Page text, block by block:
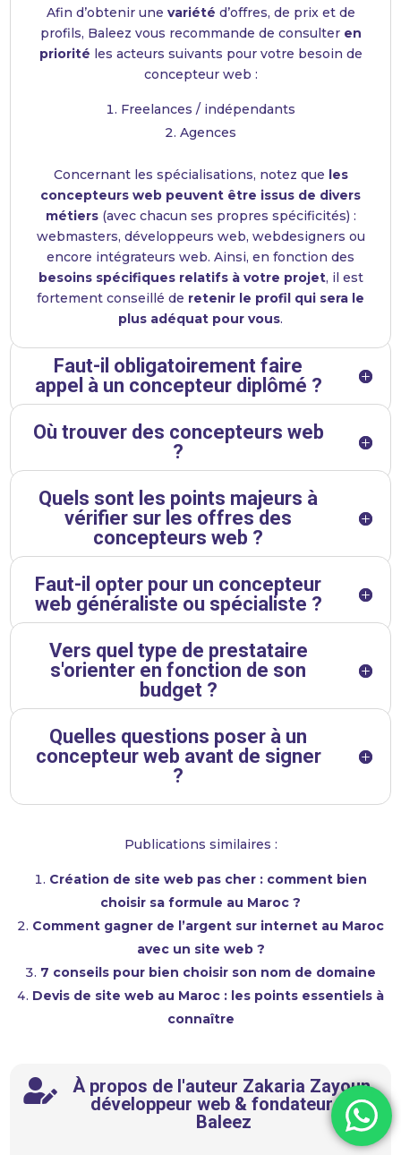
Afin d’obtenir une variété d’offres, de prix et de
profils, Baleez vous recommande de consulter en
priorité les acteurs suivants pour votre besoin de
concepteur web :
Freelances / indépendants
Agences
Concernant les spécialisations, notez que les
concepteurs web peuvent être issus de divers
métiers(avec chacun ses propres spécificités) :
webmasters, développeurs web, webdesigners ou
encore intégrateurs web. Ainsi, en fonction des
besoins spécifiques relatifs à votre projet, il est
fortement conseillé de retenir le profil qui sera le
plus adéquat pour vous.
Faut-il obligatoirement faire
appel à un concepteur diplômé ?
Où trouver des concepteurs web
?
Quels sont les points majeurs à
vérifier sur les offres des
concepteurs web ?
Faut-il opter pour un concepteur
web généraliste ou spécialiste ?
Vers quel type de prestataire
s'orienter en fonction de son
budget ?
Quelles questions poser à un
concepteur web avant de signer
?
Publications similaires :
Création de site web pas cher : comment bien
choisir sa formule au Maroc ?
Comment gagner de l’argent sur internet au Maroc
avec un site web ?
7 conseils pour bien choisir son nom de domaine
Devis de site web au Maroc : les points essentiels à
connaître

À propos de l'auteur Zakaria Zayoun,
développeur web & fondateur de
Baleez